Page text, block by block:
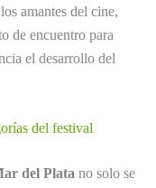
amantes del cine,
de encuentro para
el desarrollo del
del festival
del Plata no solo se